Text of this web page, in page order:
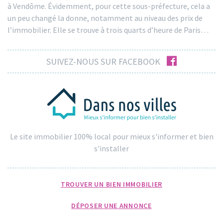
à Vendôme. Évidemment, pour cette sous-préfecture, cela a
un peu changé la donne, notamment au niveau des prix de
l’immobilier. Elle se trouve à trois quarts d’heure de Paris…
SUIVEZ-NOUS SUR FACEBOOK facebook
Le site immobilier 100% local pour mieux s'informer et bien
s'installer
TROUVER UN BIEN IMMOBILIER
DÉPOSER UNE ANNONCE